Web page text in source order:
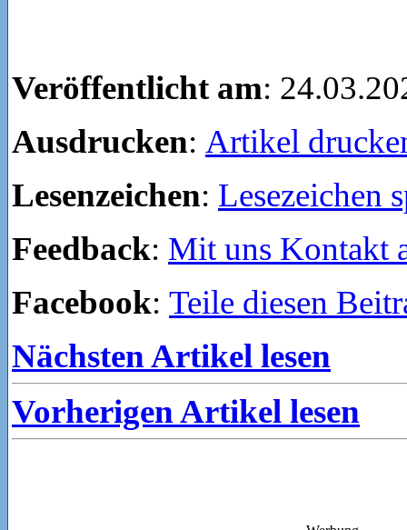
Veröffentlicht am:
Ausdrucken: Artikel
Lesenzeichen: Lesezeichen
Feedback: Mit uns Kontakt
Facebook: Teile diesen
Nächsten Artikel lesen
Vorherigen Artikel lesen